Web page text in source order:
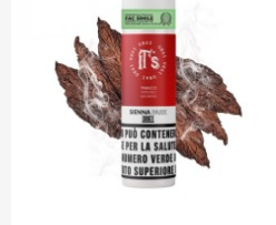
Crea lista dei desideri
((modalDeleteText))
dei prodotti nella tua lista
Annulla Accedi